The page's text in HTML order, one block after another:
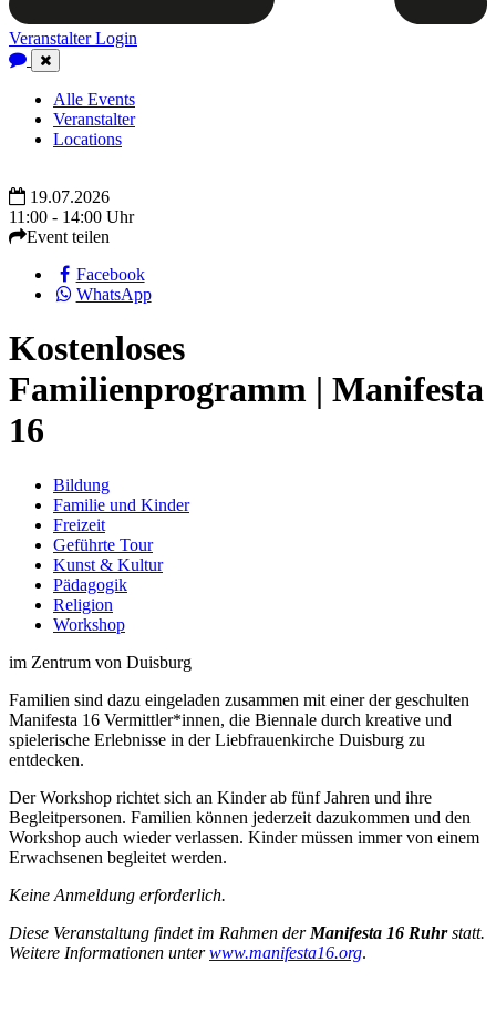
Veranstalter Login
Close
Navigation
Alle Events
Veranstalter
Locations
19.07.2026
11:00 - 14:00 Uhr
Event teilen
Facebook
WhatsApp
Kostenloses
Familienprogramm | Manifesta
16
Bildung
Familie und Kinder
Freizeit
Geführte Tour
Kunst & Kultur
Pädagogik
Religion
Workshop
im Zentrum von Duisburg
Familien sind dazu eingeladen zusammen mit einer der geschulten
Manifesta 16 Vermittler*innen, die Biennale durch kreative und
spielerische Erlebnisse in der Liebfrauenkirche Duisburg zu
entdecken.
Der Workshop richtet sich an Kinder ab fünf Jahren und ihre
Begleitpersonen. Familien können jederzeit dazukommen und den
Workshop auch wieder verlassen. Kinder müssen immer von einem
Erwachsenen begleitet werden.
Keine Anmeldung erforderlich.
Diese Veranstaltung findet im Rahmen der Manifesta 16 Ruhrstatt.
Weitere Informationen unterwww.manifesta16.org.